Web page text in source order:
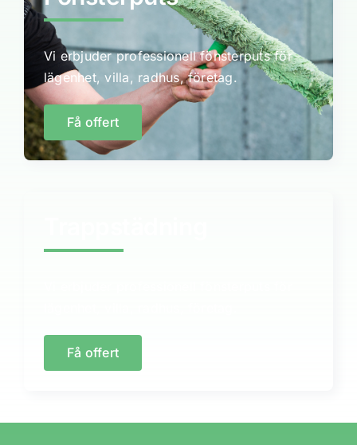
Vi erbjuder professionell fönsterputs för
lägenhet, villa, radhus, företag.
Få offert
Få offert